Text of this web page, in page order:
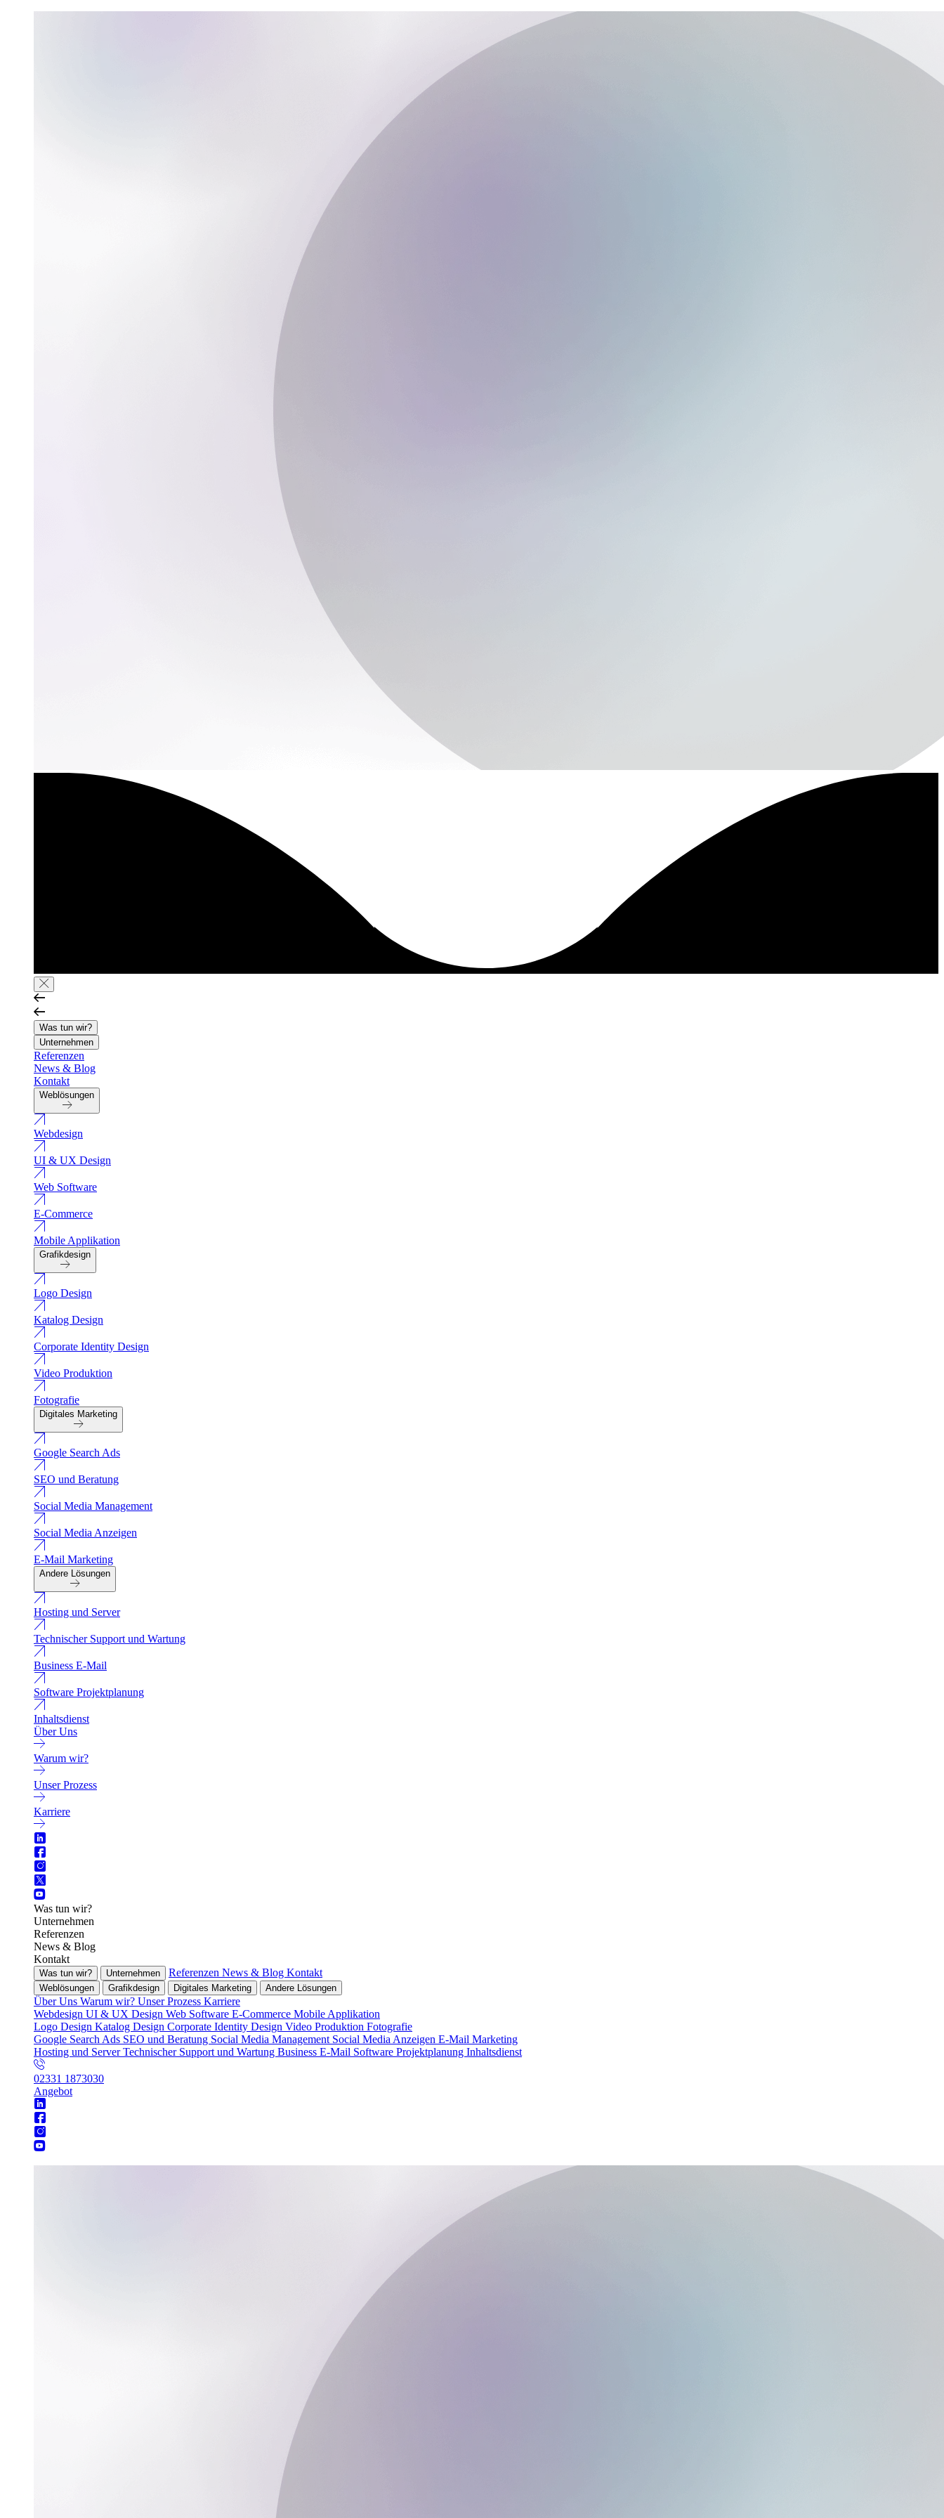
Was tun wir?
Unternehmen
Referenzen
News & Blog
Kontakt
Weblösungen
Webdesign
UI & UX Design
Web Software
E-Commerce
Mobile Applikation
Grafikdesign
Logo Design
Katalog Design
Corporate Identity Design
Video Produktion
Fotografie
Digitales Marketing
Google Search Ads
SEO und Beratung
Social Media Management
Social Media Anzeigen
E-Mail Marketing
Andere Lösungen
Hosting und Server
Technischer Support und Wartung
Business E-Mail
Software Projektplanung
Inhaltsdienst
Über Uns
Warum wir?
Unser Prozess
Karriere
Was tun wir?
Unternehmen
Referenzen
News & Blog
Kontakt
Was tun wir? Unternehmen Referenzen News & Blog Kontakt
Weblösungen Grafikdesign Digitales Marketing Andere Lösungen
Über Uns Warum wir? Unser Prozess Karriere
Webdesign UI & UX Design Web Software E-Commerce Mobile Applikation
Logo Design Katalog Design Corporate Identity Design Video Produktion Fotografie
Google Search Ads SEO und Beratung Social Media Management Social Media Anzeigen E-Mail Marketing
Hosting und ServerTechnischer Support und Wartung Business E-Mail Software Projektplanung Inhaltsdienst
02331 1873030
Angebot